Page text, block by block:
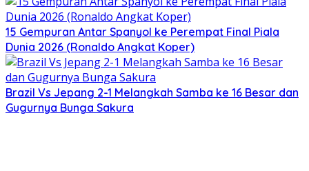
15 Gempuran Antar Spanyol ke Perempat Final Piala
Dunia 2026 (Ronaldo Angkat Koper)
Brazil Vs Jepang 2-1 Melangkah Samba ke 16 Besar dan
Gugurnya Bunga Sakura